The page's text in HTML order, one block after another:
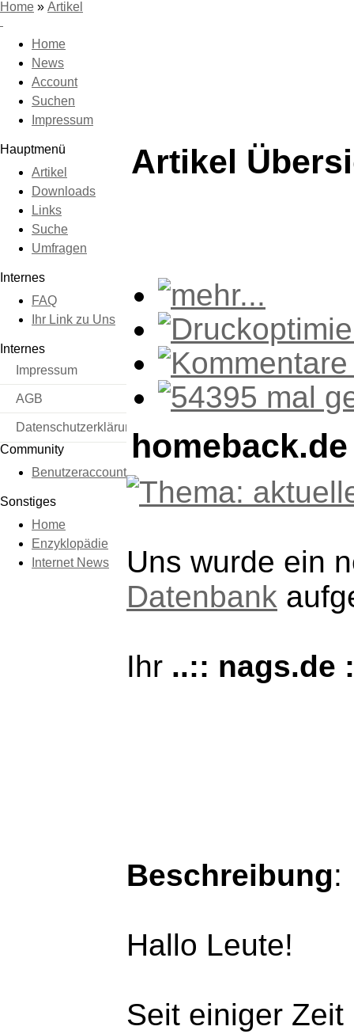
Home » Artikel
Home
News
Account
Suchen
Impressum
Hauptmenü
Artikel
Downloads
Links
Suche
Umfragen
Internes
FAQ
Ihr Link zu Uns
Internes
Impressum
AGB
Datenschutzerklärung
Community
Benutzeraccount
Sonstiges
Home
Enzyklopädie
Internet News
Artikel
Uns wurde ein
Datenbank
Ihr ..:: nags.de
Beschreibung:
Hallo Leute!
Seit einiger